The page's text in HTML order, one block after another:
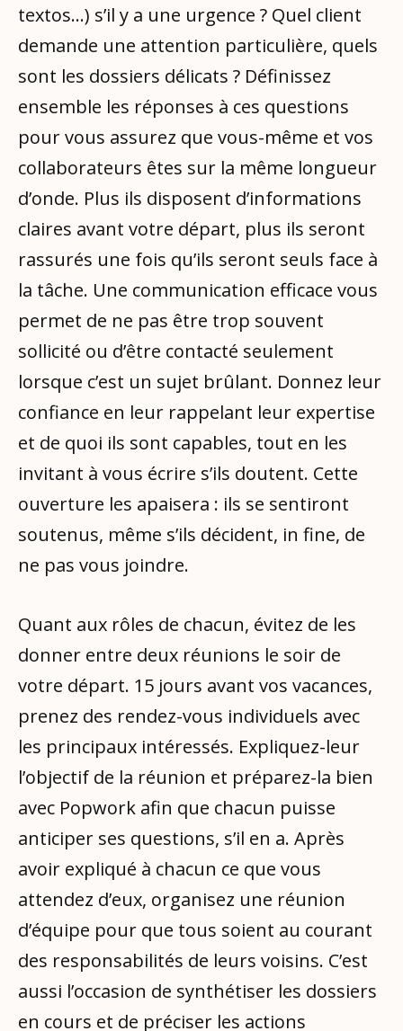
textos…) s’il y a une urgence ? Quel client
demande une attention particulière, quels
sont les dossiers délicats ? Définissez
ensemble les réponses à ces questions
pour vous assurez que vous-même et vos
collaborateurs êtes sur la même longueur
d’onde. Plus ils disposent d’informations
claires avant votre départ, plus ils seront
rassurés une fois qu’ils seront seuls face à
la tâche. Une communication efficace vous
permet de ne pas être trop souvent
sollicité ou d’être contacté seulement
lorsque c’est un sujet brûlant. Donnez leur
confiance en leur rappelant leur expertise
et de quoi ils sont capables, tout en les
invitant à vous écrire s’ils doutent. Cette
ouverture les apaisera : ils se sentiront
soutenus, même s’ils décident, in fine, de
ne pas vous joindre.
Quant aux rôles de chacun, évitez de les
donner entre deux réunions le soir de
votre départ. 15 jours avant vos vacances,
prenez des rendez-vous individuels avec
les principaux intéressés. Expliquez-leur
l’objectif de la réunion et préparez-la bien
avec Popwork afin que chacun puisse
anticiper ses questions, s’il en a. Après
avoir expliqué à chacun ce que vous
attendez d’eux, organisez une réunion
d’équipe pour que tous soient au courant
des responsabilités de leurs voisins. C’est
aussi l’occasion de synthétiser les dossiers
en cours et de préciser les actions